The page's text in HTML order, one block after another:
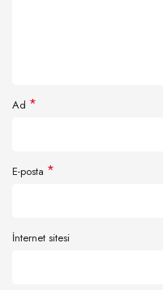
Ad *
E-posta *
İnternet sitesi